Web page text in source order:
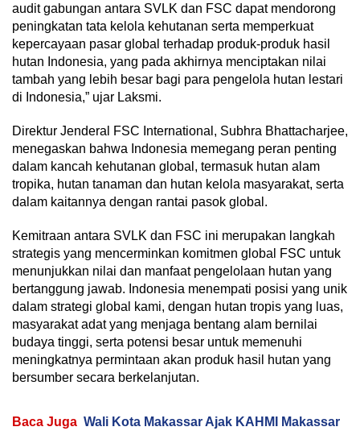
audit gabungan antara SVLK dan FSC dapat mendorong
peningkatan tata kelola kehutanan serta memperkuat
kepercayaan pasar global terhadap produk-produk hasil
hutan Indonesia, yang pada akhirnya menciptakan nilai
tambah yang lebih besar bagi para pengelola hutan lestari
di Indonesia,” ujar Laksmi.
Direktur Jenderal FSC International, Subhra Bhattacharjee,
menegaskan bahwa Indonesia memegang peran penting
dalam kancah kehutanan global, termasuk hutan alam
tropika, hutan tanaman dan hutan kelola masyarakat, serta
dalam kaitannya dengan rantai pasok global.
Kemitraan antara SVLK dan FSC ini merupakan langkah
strategis yang mencerminkan komitmen global FSC untuk
menunjukkan nilai dan manfaat pengelolaan hutan yang
bertanggung jawab. Indonesia menempati posisi yang unik
dalam strategi global kami, dengan hutan tropis yang luas,
masyarakat adat yang menjaga bentang alam bernilai
budaya tinggi, serta potensi besar untuk memenuhi
meningkatnya permintaan akan produk hasil hutan yang
bersumber secara berkelanjutan.
Baca Juga Wali Kota Makassar Ajak KAHMI Makassar